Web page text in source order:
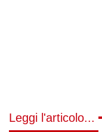
Leggi l'articolo...